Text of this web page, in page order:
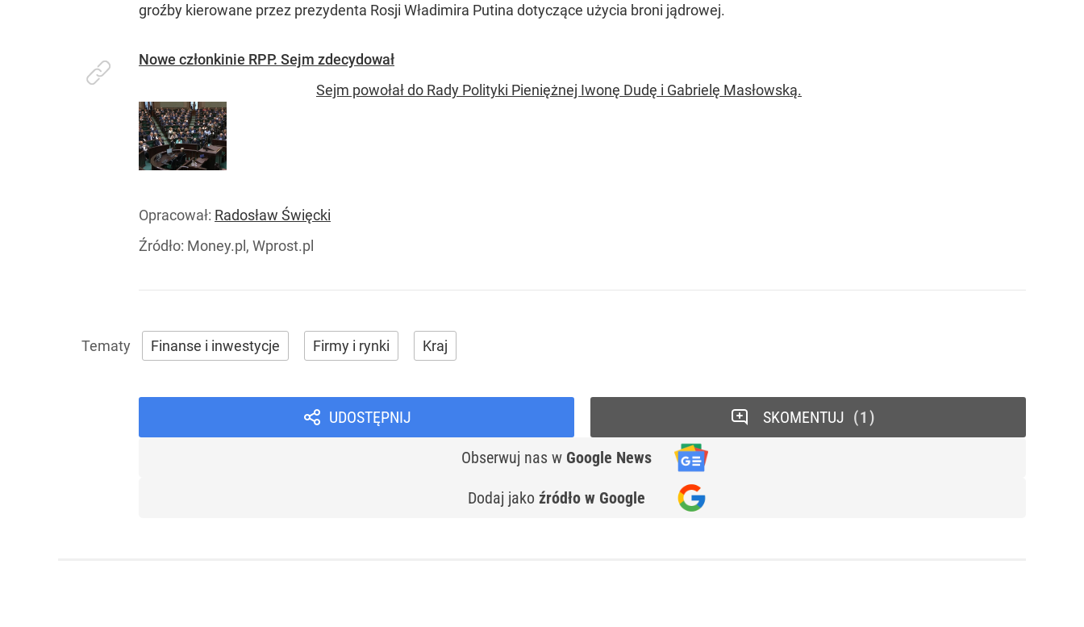
groźby kierowane przez prezydenta Rosji Władimira Putina dotyczące użycia broni jądrowej.
Nowe członkinie RPP. Sejm zdecydował
Sejm powołał do Rady Polityki Pieniężnej Iwonę Dudę i Gabrielę Masłowską.
Opracował: Radosław Święcki
Źródło: Money.pl, Wprost.pl
Finanse i inwestycje Firmy i rynki Kraj
UDOSTĘPNIJ
Obserwuj nas w Google News
Dodaj jako źródło w Google
SKOMENTUJ 1